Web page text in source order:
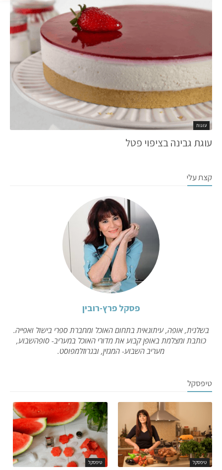
עוגות
עוגת גבינה בציפוי פטל
קצת עלי
פסקל פרץ-רובין
בשלנית, אופה, עיתונאית בתחום האוכל ומחברת ספרי בישול ואפייה.
כותבת ומצלמת באופן קבוע את מדורי האוכל במעריב- סופהשבוע,
מעריב השבוע- המגזין, ובגרוזלמפוסט.
טיפסקל
טיפסקל טיפסקל